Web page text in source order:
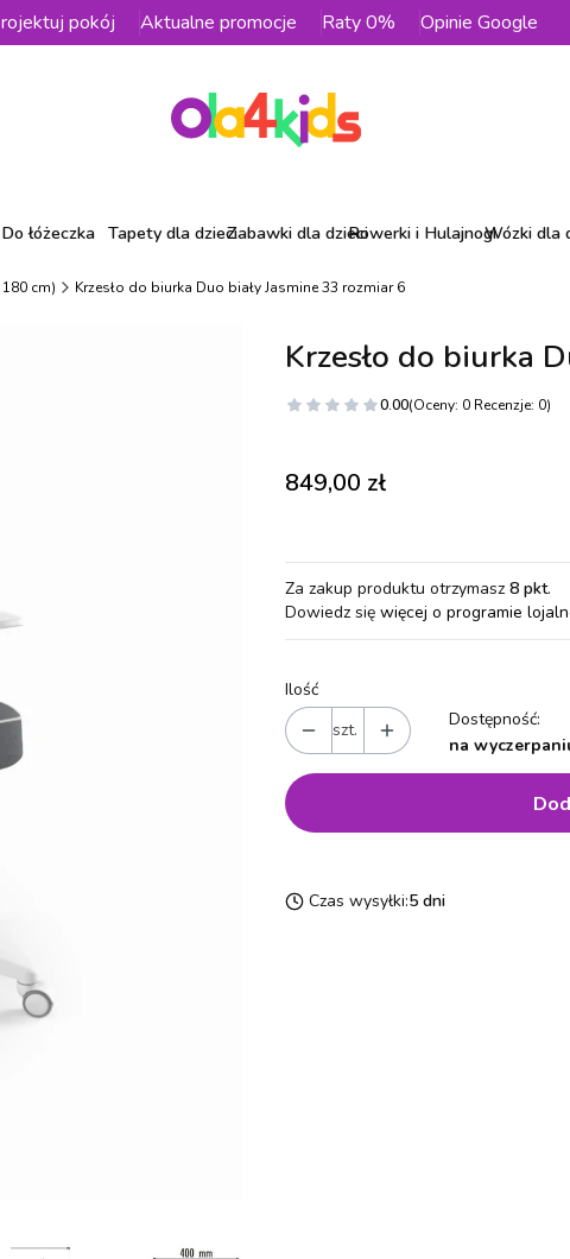
pokój Aktualne promocje Raty 0% Opinie Google
Do łóżeczka Tapety dla dzieciZabawki dla dzieciRowerki i HulajnogiWózki dla
cm) Krzesło do biurka Duo biały Jasmine 33 rozmiar 6
Krzesło do biurka
0.00(Oceny: 0 Recenzje: 0)
Cena
849,00 zł
Za zakup produktu otrzymasz 8 pkt.
Dowiedz się więcej o programie
Ilość
szt.
Dostępność:
na
Czas wysyłki:5 dni